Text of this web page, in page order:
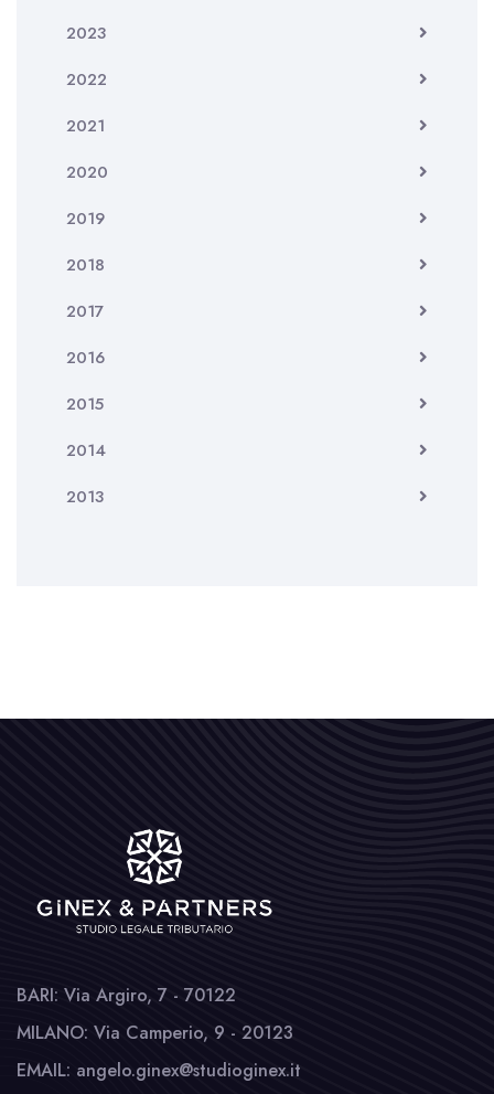
2023
2022
2021
2020
2019
2018
2017
2016
2015
2014
2013
BARI: Via Argiro, 7 - 70122
MILANO: Via Camperio, 9 - 20123
EMAIL: angelo.ginex@studioginex.it